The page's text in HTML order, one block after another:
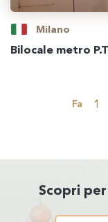
Milano
Bilocale metro
Fa 1
Scopri